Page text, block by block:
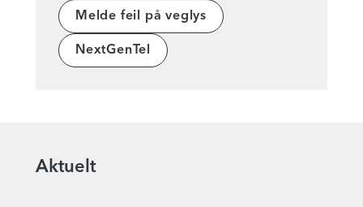
Melde feil på veglys
NextGenTel
Aktuelt